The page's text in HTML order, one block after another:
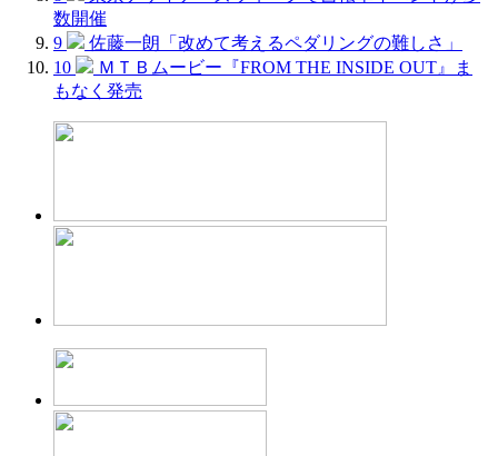
数開催
9
佐藤一朗「改めて考えるペダリングの難しさ」
10
ＭＴＢムービー『FROM THE INSIDE OUT』ま
もなく発売